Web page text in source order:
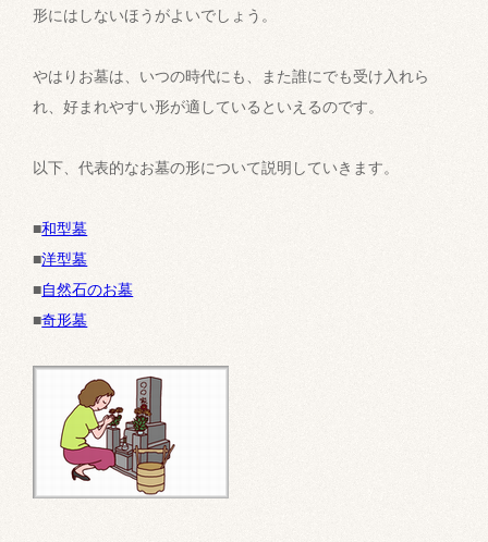
形にはしないほうがよいでしょう。
やはりお墓は、いつの時代にも、また誰にでも受け入れら
れ、好まれやすい形が適しているといえるのです。
以下、代表的なお墓の形について説明していきます。
■和型墓
■洋型墓
■自然石のお墓
■奇形墓